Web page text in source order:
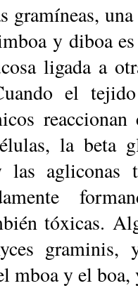
gramíneas,
y diboa
ligada a
el
la beta
las
tóxicas.
mboa y el